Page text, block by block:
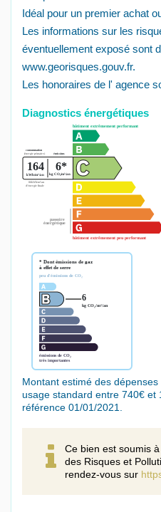
Idéal pour un premier achat
Les informations sur les
éventuellement exposé sont
www.georisques.gouv.fr.
Les honoraires de l' agence
Diagnostics énergétiques
Montant estimé des
usage standard entre 740€ et
référence 01/01/2021.
Ce bien est soumis
des Risques et
rendez-vous sur